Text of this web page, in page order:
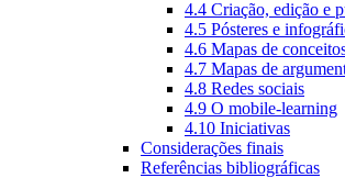
4.4 Criação, edição e
4.5 Pósteres e
4.6 Mapas de
4.7 Mapas de
4.8 Redes sociais
4.9 O mobile-learning
4.10 Iniciativas
Considerações finais
Referências bibliográficas